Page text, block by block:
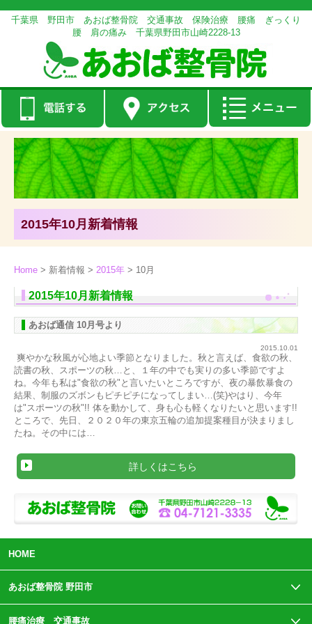
千葉県 野田市 あおば整骨院 交通事故 保険治療 腰痛 ぎっくり
腰 肩の痛み 千葉県野田市山崎2228-13
2015年10月新着情報
Home > 新着情報 > 2015年 > 10月
2015年10月新着情報
あおば通信 10月号より
2015.10.01
爽やかな秋風が心地よい季節となりました。秋と言えば、食欲の秋、
読書の秋、スポーツの秋…と、１年の中でも実りの多い季節ですよ
ね。今年も私は"食欲の秋"と言いたいところですが、夜の暴飲暴食の
結果、制服のズボンもピチピチになってしまい…(笑)やはり、今年
は"スポーツの秋"!! 体を動かして、身も心も軽くなりたいと思います!!
ところで、先日、２０２０年の東京五輪の追加提案種目が決まりまし
たね。その中には…
詳しくはこちら
HOME
あおば整骨院 野田市
腰痛治療 交通事故